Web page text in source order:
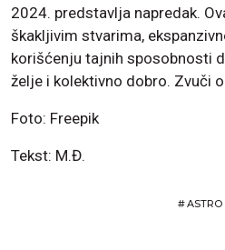
2024. predstavlja napredak.
škakljivim stvarima,
korišćenju tajnih sposobnosti
želje i kolektivno dobro. Zvuči
Foto: Freepik
Tekst: M.Đ.
#ASTRO